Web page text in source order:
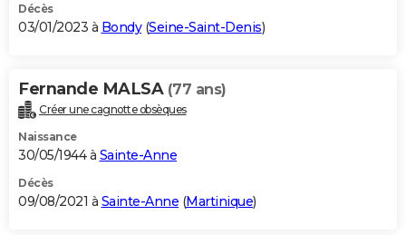
Décès
03/01/2023 à Bondy(Seine-Saint-Denis)
Fernande MALSA (77 ans)
Créer une cagnotte obsèques
Naissance
30/05/1944 à Sainte-Anne
Décès
09/08/2021 à Sainte-Anne (Martinique)